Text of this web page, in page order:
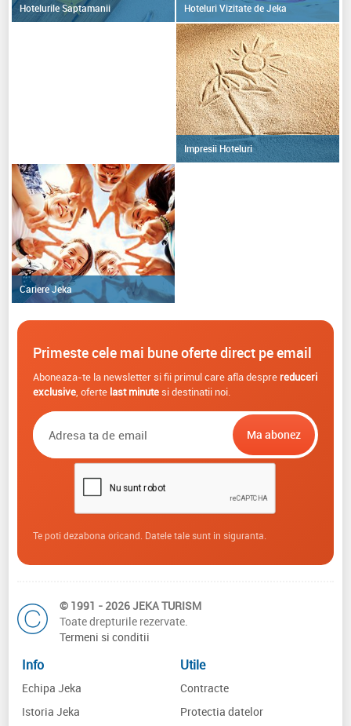
Hotelurile Saptamanii Hoteluri Vizitate de Jeka
Impresii Hoteluri
Cariere Jeka
Primeste cele mai bune oferte direct pe email
Aboneaza-te la newsletter si fii primul care afla despre reduceri
exclusive, oferte last minutesi destinatii noi.
Te poti dezabona oricand. Datele tale sunt in siguranta.
© 1991 - 2026 JEKA TURISM
Toate drepturile rezervate.
Termeni si conditii
Info
Echipa Jeka
Istoria Jeka
Utile
Contracte
Protectia datelor